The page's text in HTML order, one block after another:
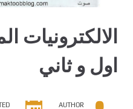
الالكترونيات
اول و ثاني
AUTHOR